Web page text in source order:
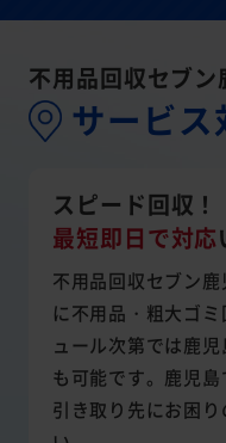
不用品回収セブン
サービス
スピード回収！
最短即日で対応
不用品回収セブン
に不用品・粗大ゴ
ュール次第では鹿
も可能です。鹿児
引き取り先にお困